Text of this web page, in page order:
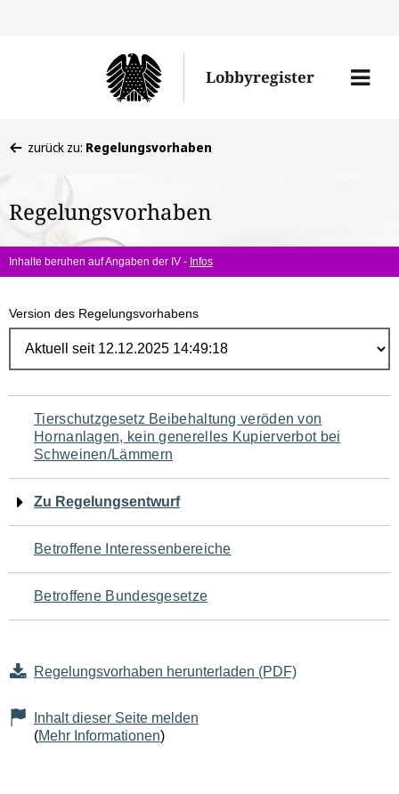
Lobbyregister
Menü
befinden
hier:
zurück zu: Regelungsvorhaben
Regelungsvorhaben
Inhalte beruhen auf Angaben der IV - Infos
Version des Regelungsvorhabens
Navigation
für
den
Seiteninhalt
Tierschutzgesetz Beibehaltung veröden von
Hornanlagen, kein generelles Kupierverbot bei
Schweinen/Lämmern
Zu Regelungsentwurf
Betroffene Interessenbereiche
Betroffene Bundesgesetze
Regelungsvorhaben herunterladen (PDF)
Inhalt dieser Seite melden
(Mehr Informationen)